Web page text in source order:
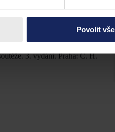
Povolit vše
postavení.
3. vydání. Praha: C. H.